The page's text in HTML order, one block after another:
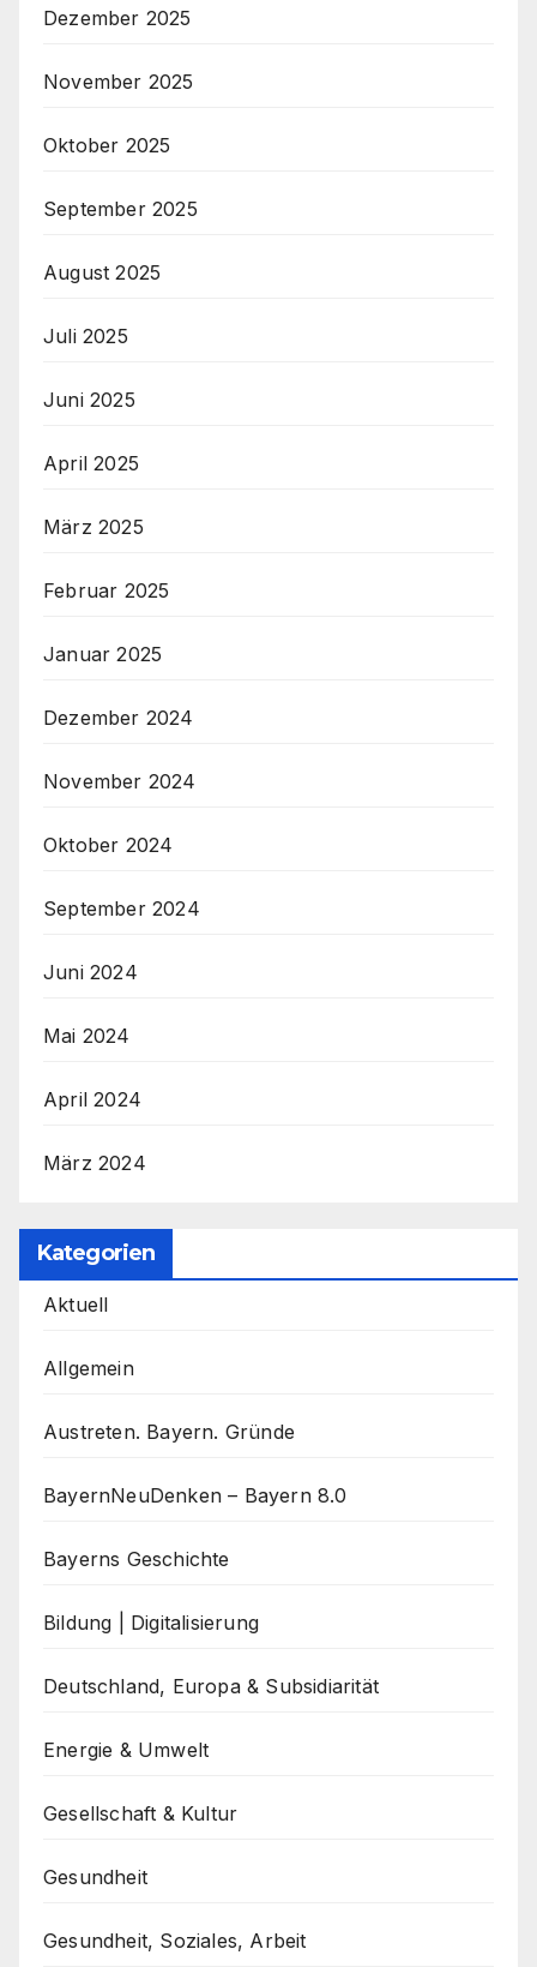
Dezember 2025
November 2025
Oktober 2025
September 2025
August 2025
Juli 2025
Juni 2025
April 2025
März 2025
Februar 2025
Januar 2025
Dezember 2024
November 2024
Oktober 2024
September 2024
Juni 2024
Mai 2024
April 2024
März 2024
Kategorien
Aktuell
Allgemein
Austreten. Bayern. Gründe
BayernNeuDenken – Bayern 8.0
Bayerns Geschichte
Bildung | Digitalisierung
Deutschland, Europa & Subsidiarität
Energie & Umwelt
Gesellschaft & Kultur
Gesundheit
Gesundheit, Soziales, Arbeit